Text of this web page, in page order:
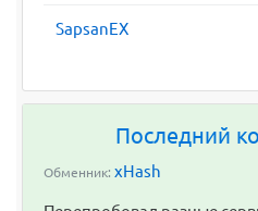
SapsanEX
Последний
Обменник: xHash